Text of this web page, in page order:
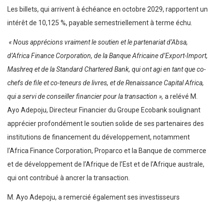
Les billets, qui arrivent à échéance en octobre 2029, rapportent un
intérêt de 10,125 %, payable semestriellement à terme échu.
« Nous apprécions vraiment le soutien et le partenariat d’Absa,
d’Africa Finance Corporation, de la Banque Africaine d’Export-Import,
Mashreq et de la Standard Chartered Bank, qui ont agi en tant que co-
chefs de file et co-teneurs de livres, et de Renaissance Capital Africa,
qui a servi de conseiller financier pour la transaction », a relévé M.
Ayo Adepoju, Directeur Financier du Groupe Ecobank soulignant
apprécier profondément le soutien solide de ses partenaires des
institutions de financement du développement, notamment
l’Africa Finance Corporation, Proparco et la Banque de commerce
et de développement de l’Afrique de l’Est et de l’Afrique australe,
qui ont contribué à ancrer la transaction.
M. Ayo Adepoju, a remercié également ses investisseurs